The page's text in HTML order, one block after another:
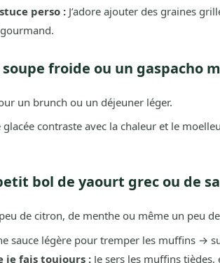
perso :J’adore ajouter des graines
soupe froide ou un gaspacho
un brunch ou un déjeuner léger.
glacée contraste avec la chaleur et le
bol de yaourt grec ou de
de citron, de menthe ou même un peu
sauce légère pour tremper les muffins →
je fais toujours :Je sers les muffins tièdes,